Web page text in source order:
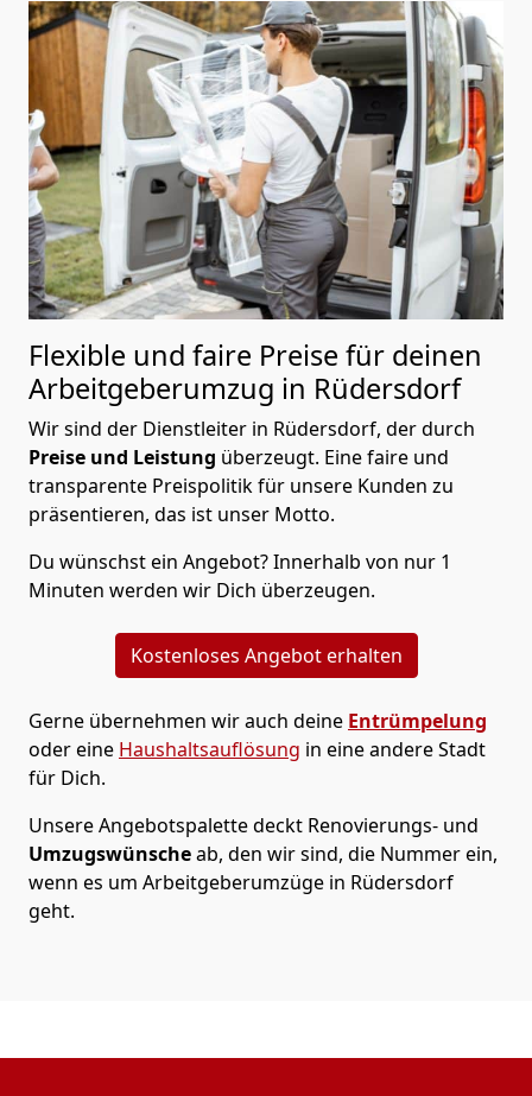
Flexible und faire Preise für deinen
Arbeitgeberumzug in Rüdersdorf
Wir sind der Dienstleiter in Rüdersdorf, der durch
Preise und Leistung überzeugt. Eine faire und
transparente Preispolitik für unsere Kunden zu
präsentieren, das ist unser Motto.
Du wünschst ein Angebot? Innerhalb von nur 1
Minuten werden wir Dich überzeugen.
Kostenloses Angebot erhalten
Gerne übernehmen wir auch deine Entrümpelung
oder eine Haushaltsauflösung in eine andere Stadt
für Dich.
Unsere Angebotspalette deckt Renovierungs- und
Umzugswünscheab, den wir sind, die Nummer ein,
wenn es um Arbeitgeberumzüge in Rüdersdorf
geht.